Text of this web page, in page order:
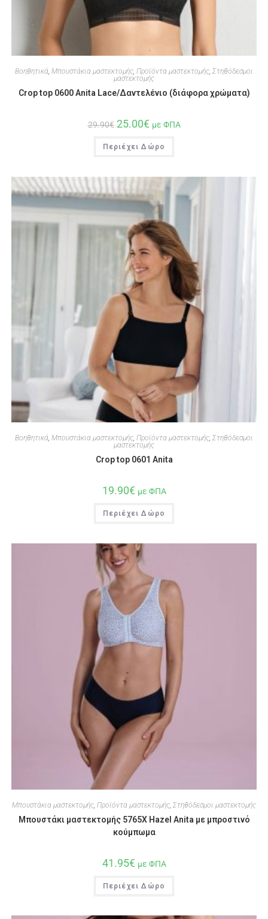
Βοηθητικά, Μπουστάκια μαστεκτομής, Προϊόντα μαστεκτομής, Στηθόδεσμοι
μαστεκτομής
Crop top 0600 Anita Lace/Δαντελένιο (διάφορα χρώματα)
29.90€ 25.00€ με ΦΠΑ
Περιέχει Δώρο
Βοηθητικά, Μπουστάκια μαστεκτομής, Προϊόντα μαστεκτομής, Στηθόδεσμοι
μαστεκτομής
Crop top 0601 Anita
19.90€ με ΦΠΑ
Περιέχει Δώρο
Μπουστάκια μαστεκτομής Προϊόντα μαστεκτομής Στηθόδεσμοι μαστεκτομής
Μπουστάκι μαστεκτομής 5765X Hazel Anita με μπροστινό
κούμπωμα
41.95€ με ΦΠΑ
Περιέχει Δώρο